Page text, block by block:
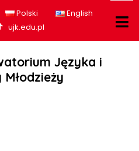
Polski
English
profil na Facebook
Nasz profil na tiktok
ujk.edu.pl
Języka i